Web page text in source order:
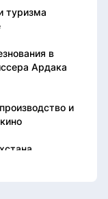
туризма
в
Ардака
и